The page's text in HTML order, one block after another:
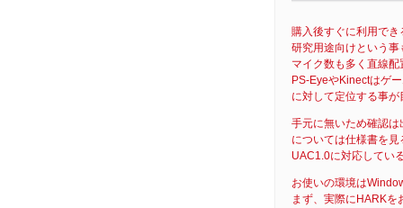
購入後すぐに利用で
研究用途向けという
マイク数も多く直線
PS-EyeやKinectはゲ
に対して定位する事
手元に無いため確認
については仕様書を
UAC1.0に対応してい
お使いの環境は
まず、実際にHARK